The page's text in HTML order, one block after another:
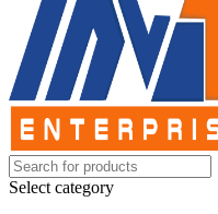
Select category